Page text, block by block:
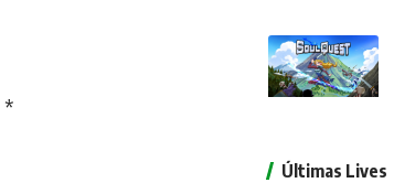
*
Últimas Lives